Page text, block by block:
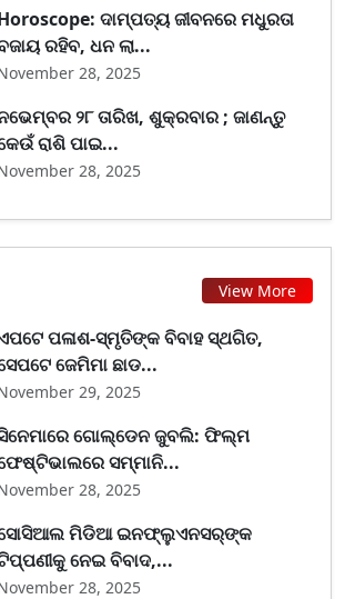
ଦାମ୍ପତ୍ୟ ଜୀବନରେ ମଧୁରତା
ରହିବ, ଧନ ଲା...
28, 2025
୨୮ ତାରିଖ, ଶୁକ୍ରବାର ; ଜାଣନ୍ତୁ
ରାଶି ପାଇ...
28, 2025
View More
ପଳାଶ-ସ୍ମୃତିଙ୍କ ବିବାହ ସ୍ଥଗିତ,
ଜେମିମା ଛାଡ...
29, 2025
ଗୋଲ୍ଡେନ ଜୁବଲି: ଫିଲ୍ମ
ସମ୍ମାନି...
28, 2025
ମିଡିଆ ଇନଫ୍ଲୁଏନସର୍‌ଙ୍କ
ନେଇ ବିବାଦ,...
28, 2025